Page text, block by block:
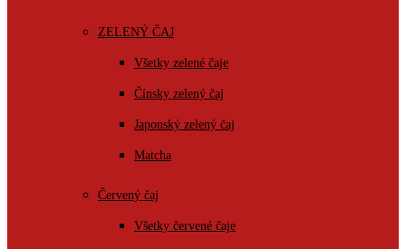
ZELENÝ ČAJ
Všetky zelené čaje
Čínsky zelený čaj
Japonský zelený čaj
Matcha
Červený čaj
Všetky červené čaje